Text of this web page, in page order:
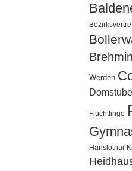
Werden
Flüchtlinge
Hanslothar